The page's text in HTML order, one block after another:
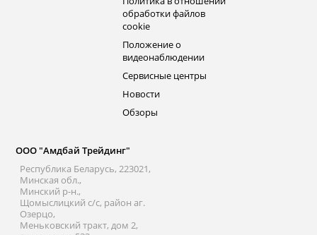
обработки файлов
cookie
Положение о
видеонаблюдении
Сервисные центры
Новости
Обзоры
ООО "Амдбай Трейдинг"
Республика Беларусь, 223021,
Минская обл.,
Минский р-н.,
Щомыслицкий с/с, район аг.
Озерцо,
Меньковский тракт, дом 2,